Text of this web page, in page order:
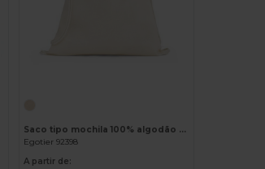
Saco tipo mochila 100% algodão (140 g/m²)
Egotier 92398
A partir de: